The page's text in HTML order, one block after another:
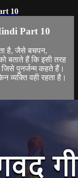
10
Part 10
है, जैसे बचपन,
बताते हैं कि इसी तरह
जिसे पुनर्जन्म कहते हैं।
व्यक्ति वही रहता है।